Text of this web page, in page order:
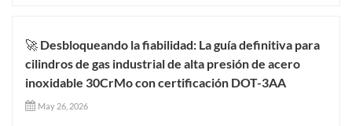
🚀 Desbloqueando la fiabilidad: La guía definitiva para
cilindros de gas industrial de alta presión de acero
inoxidable 30CrMo con certificación DOT-3AA
May 26, 2026